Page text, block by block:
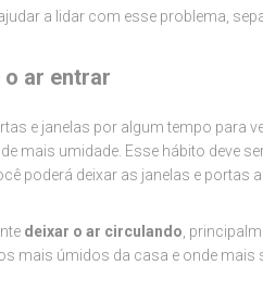
a lidar com esse problema,
o ar entrar
e janelas por algum tempo para
mais umidade. Esse hábito deve
poderá deixar as janelas e portas
deixar o ar circulando ,
mais úmidos da casa e onde